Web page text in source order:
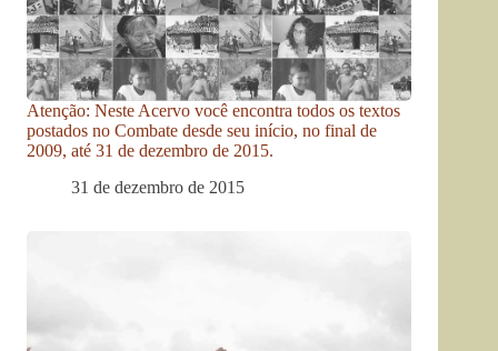
Atenção: Neste Acervo você encontra todos os textos
postados no Combate desde seu início, no final de
2009, até 31 de dezembro de 2015.
31 de dezembro de 2015